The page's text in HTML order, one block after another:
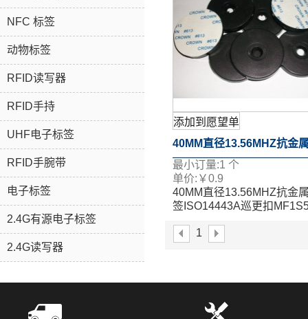
NFC 标签
动物标签
RFID读写器
RFID手持
UHF电子标签
RFID手腕带
电子标签
2.4G有源电子标签
2.4G读写器
添加到愿望单
40MM直径13.56MHZ抗金
签ISO14443A巡更扣
备巡检标签
最小订量:1 个
单价: ￥0.9
40MM直径13.56MHZ抗金
签ISO14443A巡更扣
1